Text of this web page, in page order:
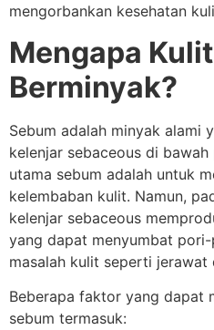
mengorbankan kesehatan
Mengapa
Berminyak?
Sebum adalah minyak alami
kelenjar sebaceous di
utama sebum adalah untuk
kelembaban kulit. Namun,
kelenjar sebaceous
yang dapat menyumbat
masalah kulit seperti jerawat
Beberapa faktor yang dapat
sebum termasuk: